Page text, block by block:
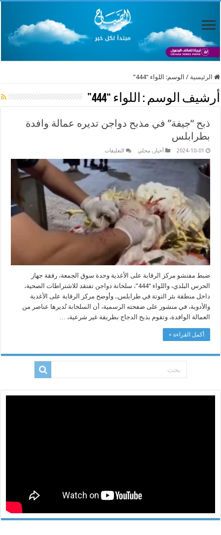
الرئيسية / الوسم: اللواء “444”
أرشيف الوسم : اللواء “444”
ذبح “جيفة” في مذبح دواجن تديره عمالة وافدة
بطرابلس
2024-10-01 أخبار , محلي التعليقات
“جيفة”
في
تديره
عمالة
وافدة
بطرابلس
مغلقة
ضبط مفتشو مركز الرقابة على الأغذية وحدة سوق الجمعة، رفقة جهاز
الحرس البلدي، واللواء “444”، سلخانة دواجن تفتقد للاشتراطات الصحية،
داخل منطقة بئر التوتة في طرابلس.. وأوضح مركز الرقابة على الأغدية
والأدوية، في منشور على ضفحته الرسمية، أن السلخانة تُديرها عناصر من
العمالة الوافدة، وتقوم بذبح الدجاج بطريقة غير شرعية، …
أكمل القراءة »